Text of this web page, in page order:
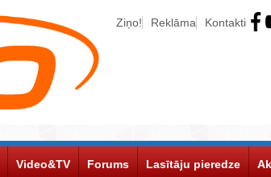
Ziņo! Reklāma Kontakti
Video&TV Forums Lasītāju pieredze